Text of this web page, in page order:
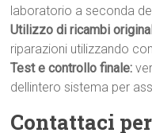
laboratorio a seconda
Utilizzo di ricambi
riparazioni utilizzando
Test e controllo finale:
dellintero sistema per
Contattaci